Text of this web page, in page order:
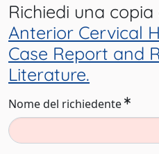
Richiedi una
Anterior Cervical
Case Report and
Literature.
Nome del richiedente